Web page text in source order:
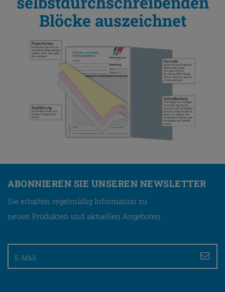
Blöcke auszeichnet
ABONNIEREN SIE UNSEREN NEWSLETTER
Sie erhalten regelmäßig Information zu
neuen Produkten und aktuellen Angeboten.